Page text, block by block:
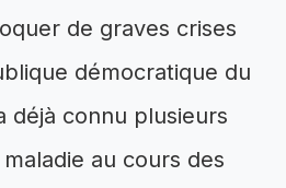
de graves crises
démocratique du
déjà connu plusieurs
au cours des